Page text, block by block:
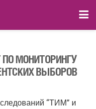
ПО МОНИТОРИНГУ
ВЫБОРОВ
“ТИМ” и